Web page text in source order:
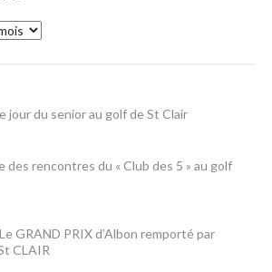
jour du senior au golf de St Clair
des rencontres du « Club des 5 » au golf
GRAND PRIX d’Albon remporté par
CLAIR